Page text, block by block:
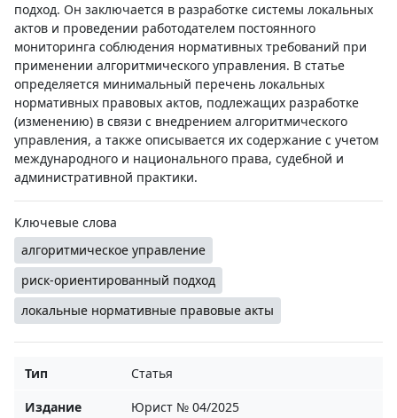
подход. Он заключается в разработке системы локальных
актов и проведении работодателем постоянного
мониторинга соблюдения нормативных требований при
применении алгоритмического управления. В статье
определяется минимальный перечень локальных
нормативных правовых актов, подлежащих разработке
(изменению) в связи с внедрением алгоритмического
управления, а также описывается их содержание с учетом
международного и национального права, судебной и
административной практики.
Ключевые слова
алгоритмическое управление
риск-ориентированный подход
локальные нормативные правовые акты
Тип
Статья
Издание
Юрист № 04/2025